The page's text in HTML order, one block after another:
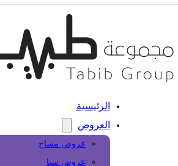
الرئيسية
العروض
عروض مساج
عروض سبا